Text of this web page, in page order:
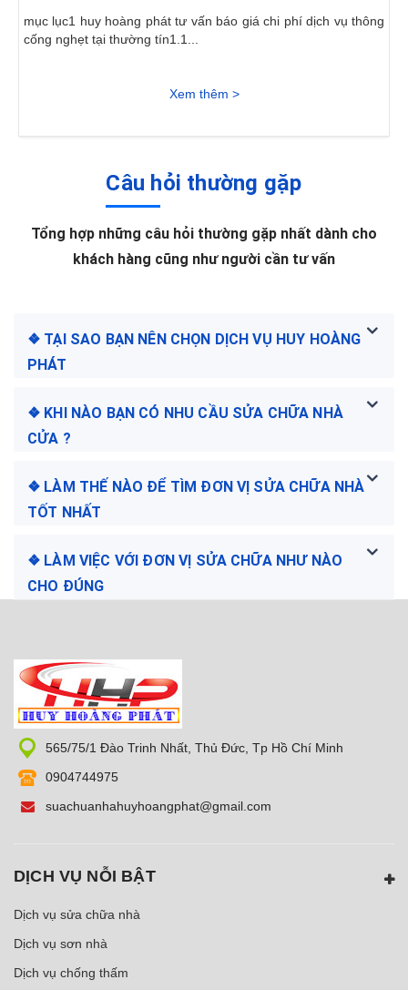
mục lục1 huy hoàng phát tư vấn báo giá chi phí dịch vụ thông
cống nghẹt tại thường tín1.1...
Xem thêm >
Câu hỏi thường gặp
Tổng hợp những câu hỏi thường gặp nhất dành cho
khách hàng cũng như người cần tư vấn
❖ TẠI SAO BẠN NÊN CHỌN DỊCH VỤ HUY HOÀNG
PHÁT
❖ KHI NÀO BẠN CÓ NHU CẦU SỬA CHỮA NHÀ
CỬA ?
❖ LÀM THẾ NÀO ĐỂ TÌM ĐƠN VỊ SỬA CHỮA NHÀ
TỐT NHẤT
❖ LÀM VIỆC VỚI ĐƠN VỊ SỬA CHỮA NHƯ NÀO
CHO ĐÚNG
565/75/1 Đào Trinh Nhất, Thủ Đức, Tp Hồ Chí Minh
0904744975
suachuanhahuyhoangphat@gmail.com
DỊCH VỤ NỖI BẬT
Dịch vụ sửa chữa nhà
Dịch vụ sơn nhà
Dịch vụ chống thấm